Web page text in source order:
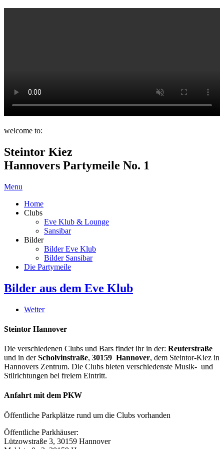
welcome to:
Steintor Kiez
Hannovers Partymeile No. 1
Menu
Home
Clubs
Eve Klub & Lounge
Sansibar
Bilder
Bilder Eve Klub
Bilder Sansibar
Die Partymeile
Bilder aus dem Eve Klub
Weiter
Steintor Hannover
Die verschiedenen Clubs und Bars findet ihr in der: Reuterstraße
und in derScholvinstraße, 30159 Hannover, dem Steintor-Kiez in
Hannovers Zentrum. Die Clubs bieten verschiedenste Musik- und
Stilrichtungen bei freiem Eintritt.
Anfahrt mit dem PKW
Öffentliche Parkplätze rund um die Clubs vorhanden
Öffentliche Parkhäuser:
Lützowstraße 3, 30159 Hannover